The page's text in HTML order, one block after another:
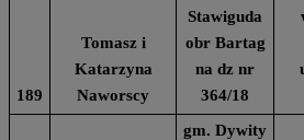
189
Tomasz i
Katarzyna
Naworscy
Stawiguda
obr Bartag
na dz nr
364/18
gm. Dywity